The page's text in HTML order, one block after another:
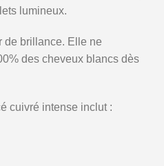
lumineux.
de brillance. Elle ne
des cheveux blancs dès
cuivré intense inclut :